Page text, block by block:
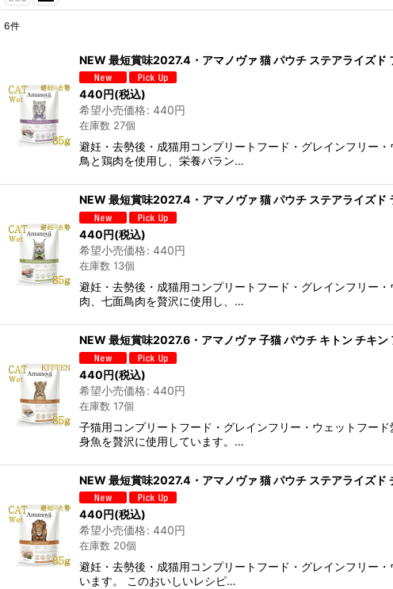
並び順
6件
NEW 最短賞味2027.4・アマノヴァ 猫 パウチ ステアライズ
440 円(税込)
希望小売価格: 440円
在庫数 27個
避妊・去勢後・成猫用コンプリートフード・グレインフリー
鳥と鶏肉を使用し、栄養バラン…
NEW 最短賞味2027.4・アマノヴァ 猫 パウチ ステアライズ
440円(税込)
希望小売価格: 440円
在庫数 13個
避妊・去勢後・成猫用コンプリートフード・グレインフリー
肉、七面鳥肉を贅沢に使用し、…
NEW 最短賞味2027.6・アマノヴァ 子猫 パウチ キトン チ
440円(税込)
希望小売価格: 440円
在庫数 17個
子猫用コンプリートフード・グレインフリー・ウェットフー
身魚を贅沢に使用しています。…
NEW 最短賞味2027.4・アマノヴァ 猫 パウチ ステアライズ
440 円(税込)
希望小売価格: 440円
在庫数 20個
避妊・去勢後・成猫用コンプリートフード・グレインフリー
います。 このおいしいレシピ…